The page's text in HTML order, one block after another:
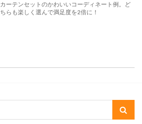
カーテンセットのかわいいコーディネート例。ど
ちらも楽しく選んで満足度を2倍に！